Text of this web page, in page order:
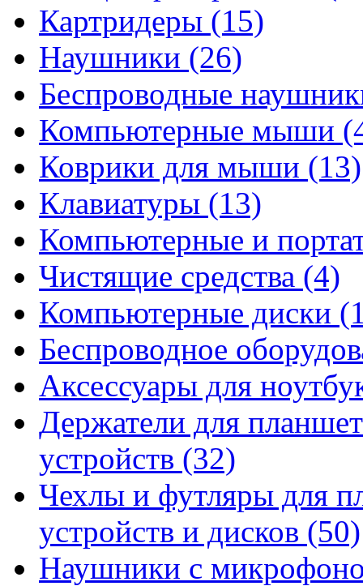
Картридеры (15)
Наушники (26)
Беспроводные
Компьютерные мыши
Коврики для мыши (13)
Клавиатуры (13)
Компьютерные и
Чистящие средства (4)
Компьютерные диски
Беспроводное
Аксессуары для
Держатели для
устройств (32)
Чехлы и футляры для
устройств и дисков (50)
Наушники с